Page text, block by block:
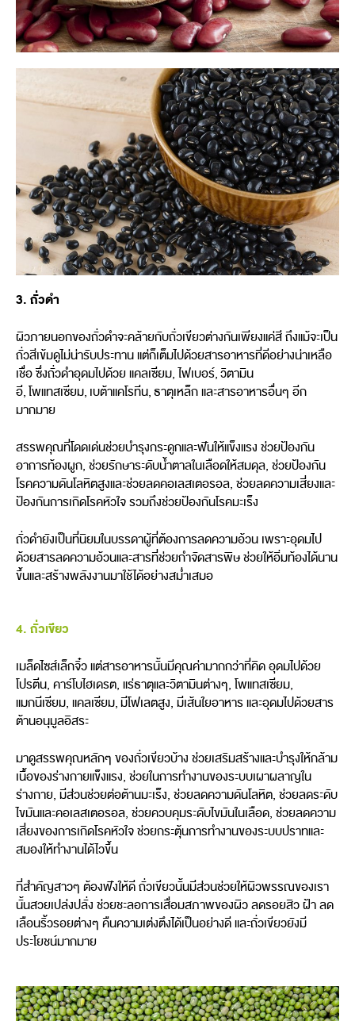
3.ถั่วดำ
ผิวภายนอกของถั่วดำจะคล้ายกับถั่วเขียวต่างกันเพียงแค่สี ถึงแม้จะเป็น
ถั่วสีเข้มดูไม่น่ารับประทาน แต่ก็เต็มไปด้วยสารอาหารที่ดีอย่างน่าเหลือ
เชื่อ ซึ่งถั่วดำอุดมไปด้วย แคลเซียม, ไฟเบอร์, วิตามิน
อี, โพแทสเซียม, เบต้าแคโรทีน, ธาตุเหล็ก และสารอาหารอื่นๆ อีก
มากมาย
สรรพคุณที่โดดเด่นช่วยบำรุงกระดูกและฟันให้แข็งแรง ช่วยป้องกัน
อาการท้องผูก, ช่วยรักษาระดับน้ำตาลในเลือดให้สมดุล, ช่วยป้องกัน
โรคความดันโลหิตสูงและช่วยลดคอเลสเตอรอล, ช่วยลดความเสี่ยงและ
ป้องกันการเกิดโรคหัวใจ รวมถึงช่วยป้องกันโรคมะเร็ง
ถั่วดำยังเป็นที่นิยมในบรรดาผู้ที่ต้องการลดความอ้วน เพราะอุดมไป
ด้วยสารลดความอ้วนและสารที่ช่วยกำจัดสารพิษ ช่วยให้อิ่มท้องได้นาน
ขึ้นและสร้างพลังงานมาใช้ได้อย่างสม่ำเสมอ
4.ถั่วเขียว
เมล็ดไซส์เล็กจิ๋ว แต่สารอาหารนั้นมีคุณค่ามากกว่าที่คิด อุดมไปด้วย
โปรตีน, คาร์โบไฮเดรต, แร่ธาตุและวิตามินต่างๆ, โพแทสเซียม,
แมกนีเซียม, แคลเซียม, มีโฟเลตสูง, มีเส้นใยอาหาร และอุดมไปด้วยสาร
ต้านอนุมูลอิสระ
มาดูสรรพคุณหลักๆ ของถั่วเขียวบ้าง ช่วยเสริมสร้างและบำรุงให้กล้าม
เนื้อของร่างกายแข็งแรง, ช่วยในการทำงานของระบบเผาผลาญใน
ร่างกาย, มีส่วนช่วยต่อต้านมะเร็ง, ช่วยลดความดันโลหิต, ช่วยลดระดับ
ไขมันและคอเลสเตอรอล, ช่วยควบคุมระดับไขมันในเลือด, ช่วยลดความ
เสี่ยงของการเกิดโรคหัวใจ ช่วยกระตุ้นการทำงานของระบบปราทและ
สมองให้ทำงานได้ไวขึ้น
ที่สำคัญสาวๆ ต้องฟังให้ดี ถั่วเขียวนั้นมีส่วนช่วยให้ผิวพรรณของเรา
นั้นสวยเปล่งปลั่ง ช่วยชะลอการเสื่อมสภาพของผิว ลดรอยสิว ฝ้า ลด
เลือนริ้วรอยต่างๆ คืนความเต่งตึงได้เป็นอย่างดี และถั่วเขียวยังมี
ประโยชน์มากมาย